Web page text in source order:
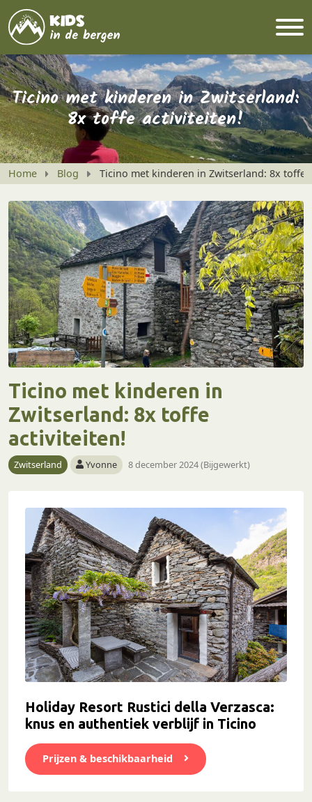
Ticino met kinderen in Zwitserland:
8x toffe activiteiten!
Home Blog Ticino met kinderen in Zwitserland: 8x toffe
Ticino met kinderen in
Zwitserland: 8x toffe
activiteiten!
Zwitserland Yvonne 8 december 2024 (Bijgewerkt)
Holiday Resort Rustici della Verzasca:
knus en authentiek verblijf in Ticino
Prijzen & beschikbaarheid